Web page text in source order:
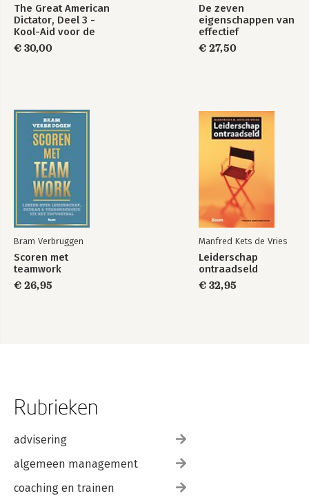
The Great American
Dictator, Deel 3 -
Kool-Aid voor de
sekte van Trump
€ 30,00
De zeven
eigenschappen van
effectief
leiderschap
€ 27,50
Bram Verbruggen
Scoren met
teamwork
€ 26,95
Manfred Kets de Vries
Leiderschap
ontraadseld
€ 32,95
Rubrieken
advisering
algemeen management
coaching en trainen